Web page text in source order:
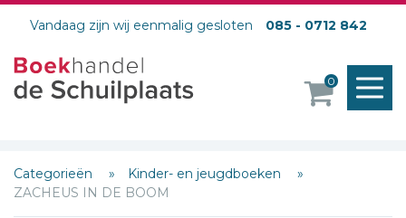
Vandaag zijn wij eenmalig gesloten 085 - 0712 842
0
Categorieën
Kinder- en jeugdboeken
ZACHEUS IN DE BOOM